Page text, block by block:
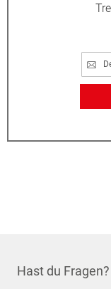
Hast du Fragen?